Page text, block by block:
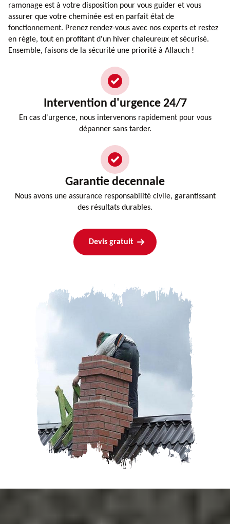
ramonage est à votre disposition pour vous guider et vous
assurer que votre cheminée est en parfait état de
fonctionnement. Prenez rendez-vous avec nos experts et restez
en règle, tout en profitant d'un hiver chaleureux et sécurisé.
Ensemble, faisons de la sécurité une priorité à Allauch !
Intervention d'urgence 24/7
En cas d'urgence, nous intervenons rapidement pour vous
dépanner sans tarder.
Garantie decennale
Nous avons une assurance responsabilité civile, garantissant
des résultats durables.
Devis gratuit